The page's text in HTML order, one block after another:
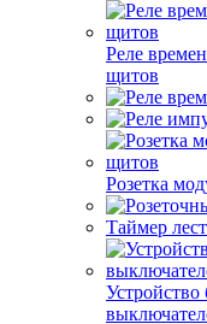
Реле
щитов
Розетка
Таймер